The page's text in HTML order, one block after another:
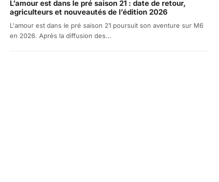
L’amour est dans le pré saison 21 : date de retour,
agriculteurs et nouveautés de l’édition 2026
L'amour est dans le pré saison 21 poursuit son aventure sur M6
en 2026. Après la diffusion des...